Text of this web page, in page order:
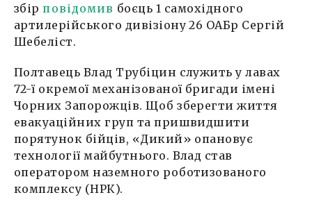
збірповідомив боєць 1 самохідного
артилерійського дивізіону 26 ОАБр Сергій
Шебеліст.
Полтавець Влад Трубіцин служить у лавах
72-ї окремої механізованої бригади імені
Чорних Запорожців. Щоб зберегти життя
евакуаційних груп та пришвидшити
порятунок бійців, «Дикий» опановує
технології майбутнього. Влад став
оператором наземного роботизованого
комплексу (НРК).